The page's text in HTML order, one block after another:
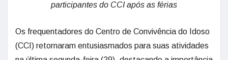
participantes do CCI após as férias
Os frequentadores do Centro de Convivência do Idoso
(CCI) retornaram entusiasmados para suas atividades